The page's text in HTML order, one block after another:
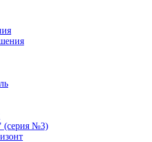
(серия №3)